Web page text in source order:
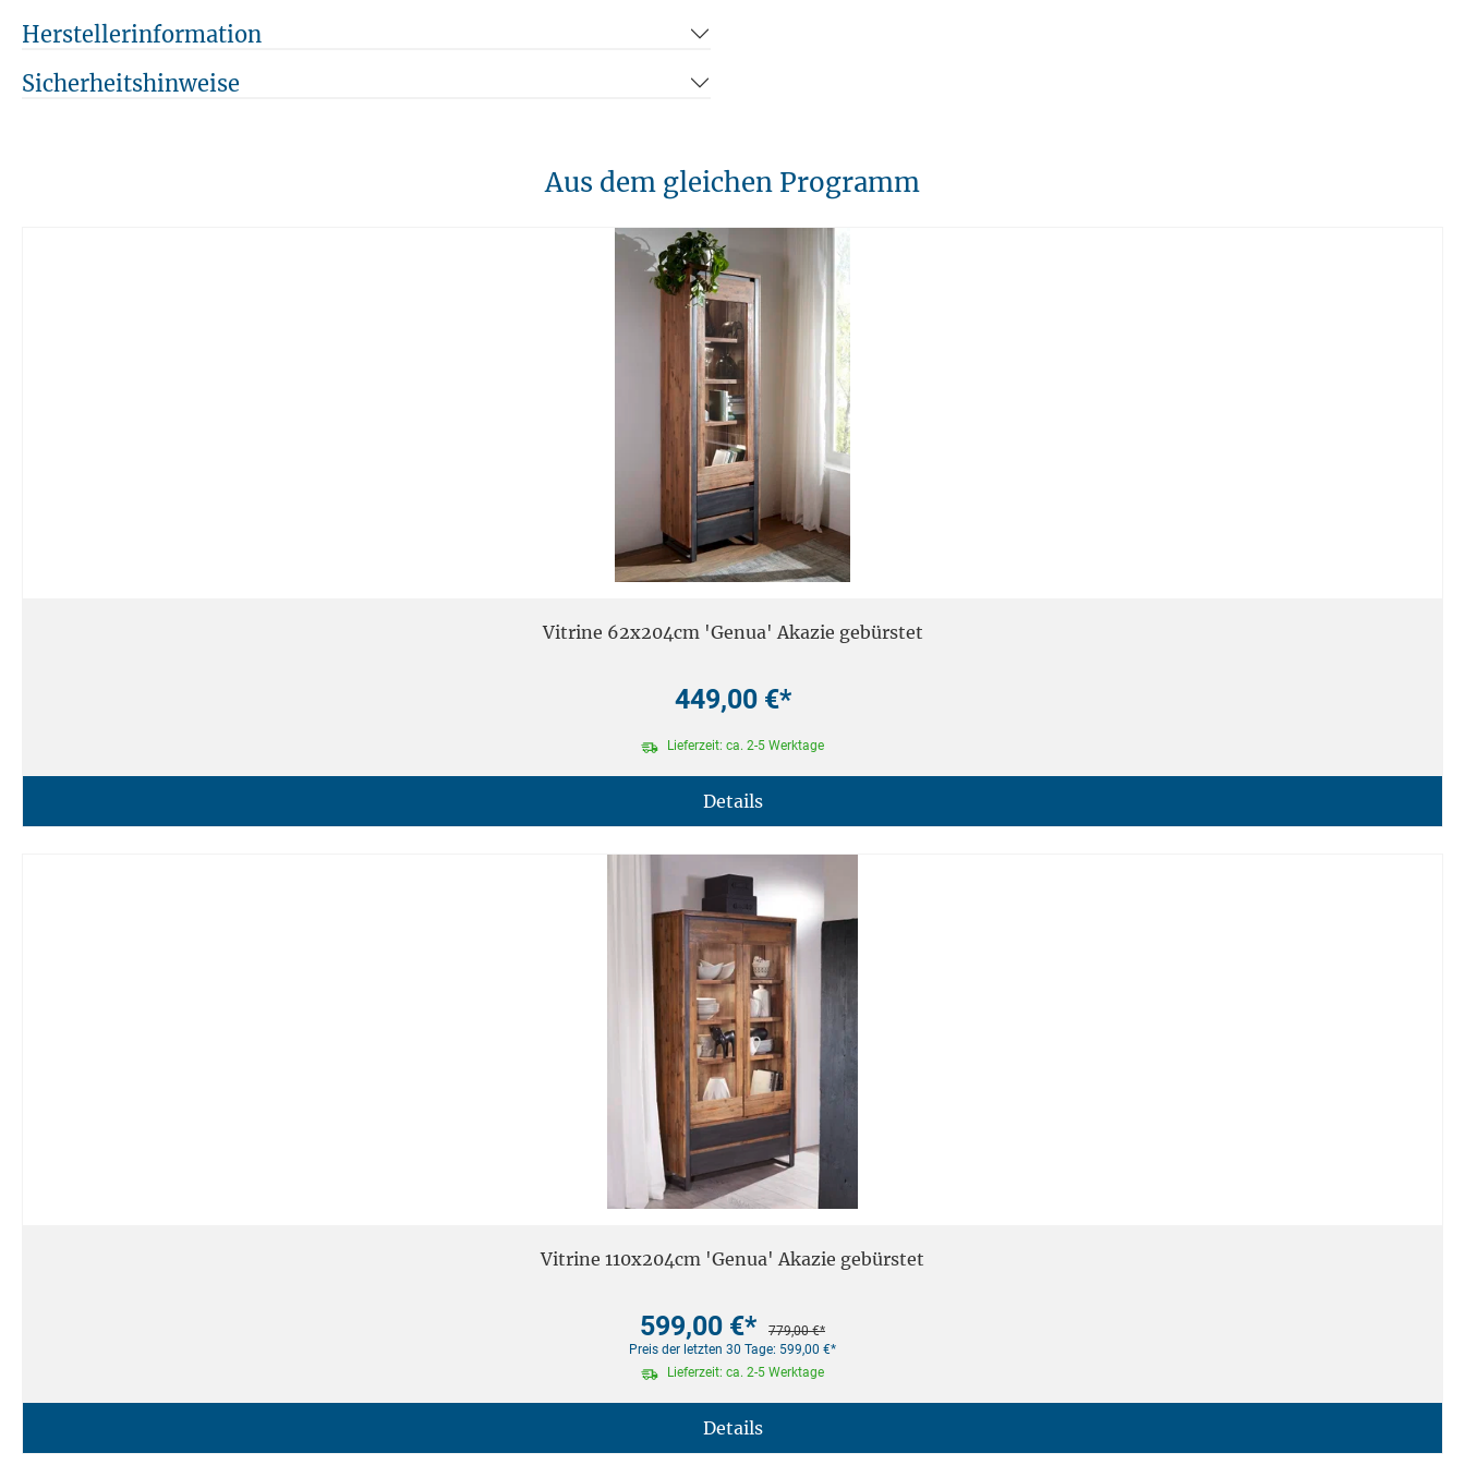
Herstellerinformation
Sicherheitshinweise
Aus dem gleichen Programm
Vitrine 62x204cm 'Genua' Akazie gebürstet
449,00 €*
Lieferzeit: ca. 2-5 Werktage
Details
Vitrine 110x204cm 'Genua' Akazie gebürstet
599,00 €*
779,00 €*
Preis der letzten 30 Tage: 599,00 €*
Lieferzeit: ca. 2-5 Werktage
Details